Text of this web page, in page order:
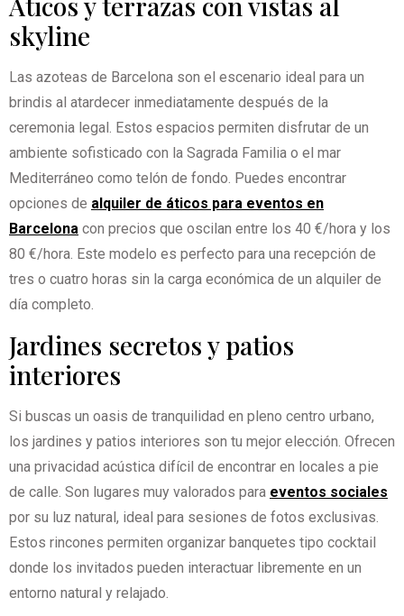
skyline
Las azoteas de Barcelona son el escenario ideal para un
brindis al atardecer inmediatamente después de la
ceremonia legal. Estos espacios permiten disfrutar de un
ambiente sofisticado con la Sagrada Familia o el mar
Mediterráneo como telón de fondo. Puedes encontrar
opciones de alquiler de áticos para eventos en
Barcelona con precios que oscilan entre los 40 €/hora y los
80 €/hora. Este modelo es perfecto para una recepción de
tres o cuatro horas sin la carga económica de un alquiler de
día completo.
Jardines secretos y patios
interiores
Si buscas un oasis de tranquilidad en pleno centro urbano,
los jardines y patios interiores son tu mejor elección. Ofrecen
una privacidad acústica difícil de encontrar en locales a pie
de calle. Son lugares muy valorados para eventos sociales
por su luz natural, ideal para sesiones de fotos exclusivas.
Estos rincones permiten organizar banquetes tipo cocktail
donde los invitados pueden interactuar libremente en un
entorno natural y relajado.